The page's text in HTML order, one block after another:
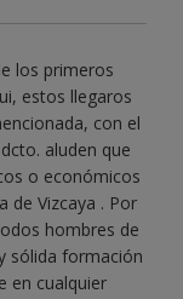
los primeros
estos llegaros
con el
aluden que
o económicos
de Vizcaya . Por
hombres de
sólida formación
en cualquier